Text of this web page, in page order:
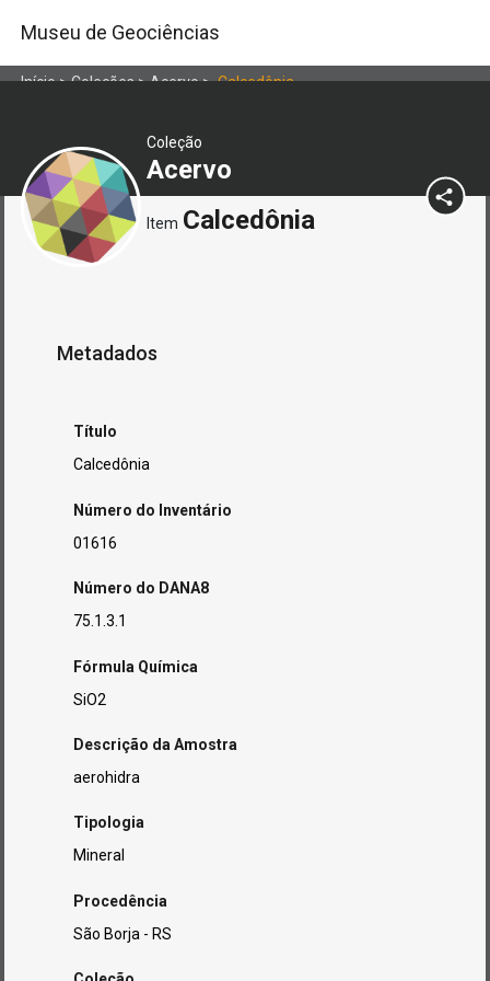
Museu de Geociências
Início>Coleções>Acervo>Calcedônia
Coleção
Acervo
Item Calcedônia
Metadados
Título
Calcedônia
Número do Inventário
01616
Número do DANA8
75.1.3.1
Fórmula Química
SiO2
Descrição da Amostra
aerohidra
Tipologia
Mineral
Procedência
São Borja - RS